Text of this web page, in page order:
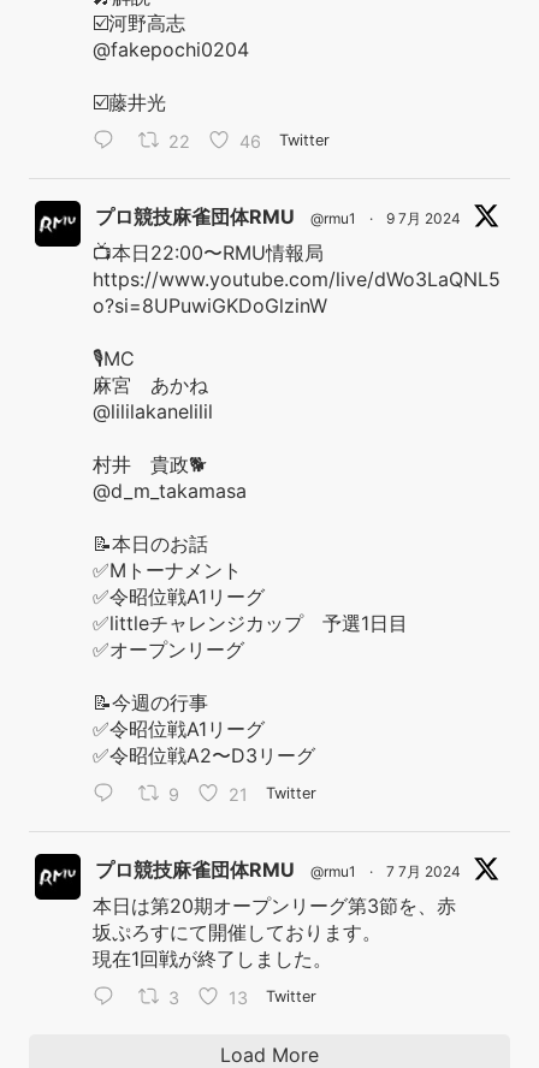
☑️河野高志
@fakepochi0204
☑️藤井光
22 46 Twitter
プロ競技麻雀団体RMU @rmu1 · 9 7月 2024
📺本日22:00〜RMU情報局
https://www.youtube.com/live/dWo3LaQNL5
o?si=8UPuwiGKDoGlzinW
🎙️MC
麻宮 あかね
@lililakanelilil
村井 貴政🐕
@d_m_takamasa
📝本日のお話
✅Mトーナメント
✅令昭位戦A1リーグ
✅littleチャレンジカップ 予選1日目
✅オープンリーグ
📝今週の行事
✅令昭位戦A1リーグ
✅令昭位戦A2〜D3リーグ
9 21 Twitter
プロ競技麻雀団体RMU @rmu1 · 7 7月 2024
本日は第20期オープンリーグ第3節を、赤
坂ぷろすにて開催しております。
現在1回戦が終了しました。
3 13 Twitter
Load More